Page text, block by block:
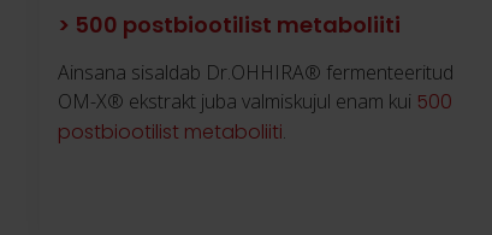
> 500 postbiootilist metaboliiti
Ainsana sisaldab Dr.OHHIRA® fermenteeritud
OM-X® ekstrakt juba valmiskujul enam kui 500
postbiootilist metaboliiti.